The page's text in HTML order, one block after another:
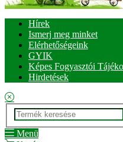
Hírek
Ismerj meg minket
Elérhetőségeink
GYIK
Képes Fogyasztói
Hirdetések
Menü